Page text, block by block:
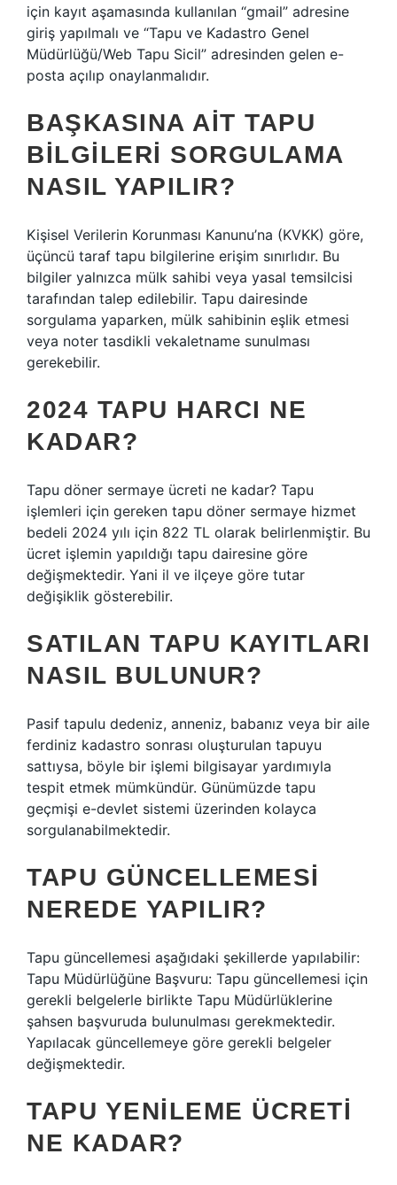
için kayıt aşamasında kullanılan “gmail” adresine
giriş yapılmalı ve “Tapu ve Kadastro Genel
Müdürlüğü/Web Tapu Sicil” adresinden gelen e-
posta açılıp onaylanmalıdır.
BAŞKASINA AIT TAPU
BILGILERI SORGULAMA
NASIL YAPILIR?
Kişisel Verilerin Korunması Kanunu’na (KVKK) göre,
üçüncü taraf tapu bilgilerine erişim sınırlıdır. Bu
bilgiler yalnızca mülk sahibi veya yasal temsilcisi
tarafından talep edilebilir. Tapu dairesinde
sorgulama yaparken, mülk sahibinin eşlik etmesi
veya noter tasdikli vekaletname sunulması
gerekebilir.
2024 TAPU HARCI NE
KADAR?
Tapu döner sermaye ücreti ne kadar? Tapu
işlemleri için gereken tapu döner sermaye hizmet
bedeli 2024 yılı için 822 TL olarak belirlenmiştir. Bu
ücret işlemin yapıldığı tapu dairesine göre
değişmektedir. Yani il ve ilçeye göre tutar
değişiklik gösterebilir.
SATILAN TAPU KAYITLARI
NASIL BULUNUR?
Pasif tapulu dedeniz, anneniz, babanız veya bir aile
ferdiniz kadastro sonrası oluşturulan tapuyu
sattıysa, böyle bir işlemi bilgisayar yardımıyla
tespit etmek mümkündür. Günümüzde tapu
geçmişi e-devlet sistemi üzerinden kolayca
sorgulanabilmektedir.
TAPU GÜNCELLEMESI
NEREDE YAPILIR?
Tapu güncellemesi aşağıdaki şekillerde yapılabilir:
Tapu Müdürlüğüne Başvuru: Tapu güncellemesi için
gerekli belgelerle birlikte Tapu Müdürlüklerine
şahsen başvuruda bulunulması gerekmektedir.
Yapılacak güncellemeye göre gerekli belgeler
değişmektedir.
TAPU YENILEME ÜCRETI
NE KADAR?